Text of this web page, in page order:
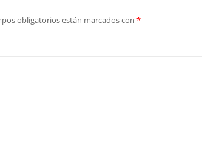
obligatorios están marcados con *